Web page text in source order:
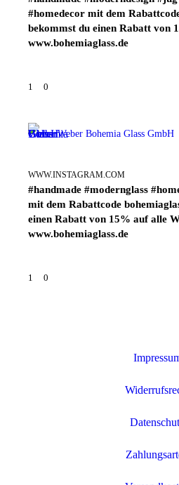
#homedecor mit dem
bekommst du einen Rabatt von
www.bohemiaglass.de
1 0
Weber Bohemia Glass GmbH
WWW.INSTAGRAM.COM
#handmade #modernglass
mit dem Rabattcode
einen Rabatt von 15% auf alle
www.bohemiaglass.de
1 0